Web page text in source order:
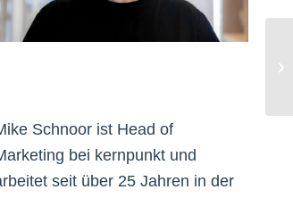
Schnoor ist Head of
bei kernpunkt und
seit über 25 Jahren in der